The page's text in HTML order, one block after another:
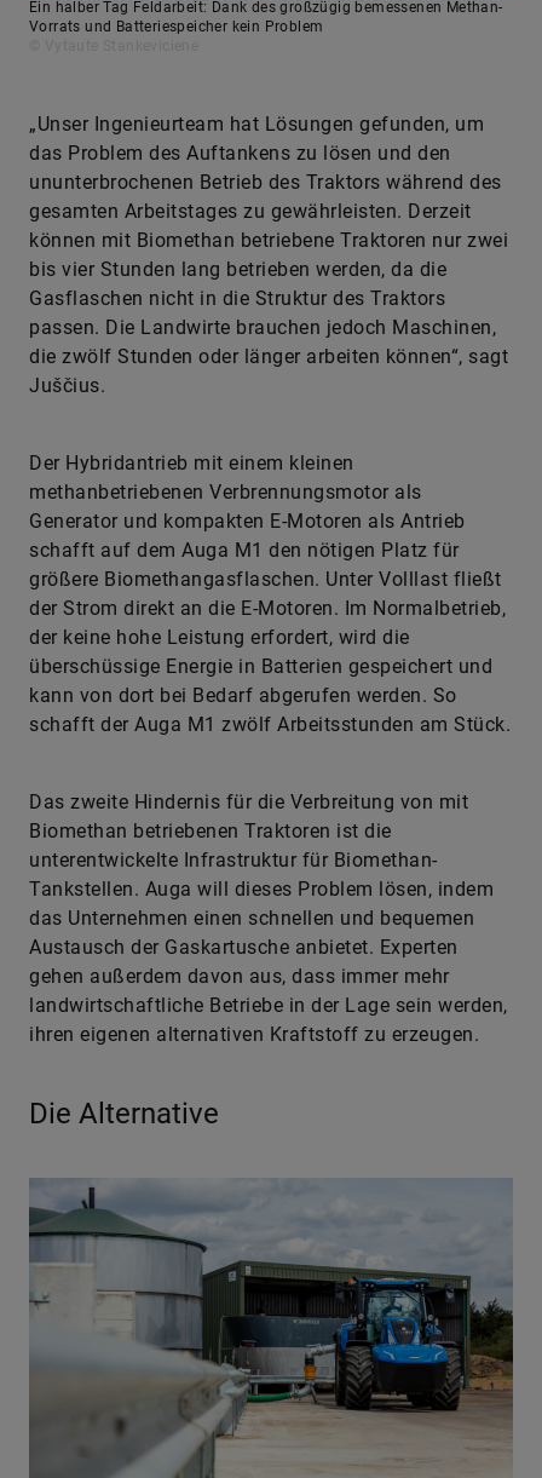
Ein halber Tag Feldarbeit: Dank des großzügig bemessenen Methan-
Vorrats und Batteriespeicher kein Problem
„Unser Ingenieurteam hat Lösungen gefunden, um
das Problem des Auftankens zu lösen und den
ununterbrochenen Betrieb des Traktors während des
gesamten Arbeitstages zu gewährleisten. Derzeit
können mit Biomethan betriebene Traktoren nur zwei
bis vier Stunden lang betrieben werden, da die
Gasflaschen nicht in die Struktur des Traktors
passen. Die Landwirte brauchen jedoch Maschinen,
die zwölf Stunden oder länger arbeiten können“, sagt
Juščius.
Der Hybridantrieb mit einem kleinen
methanbetriebenen Verbrennungsmotor als
Generator und kompakten E-Motoren als Antrieb
schafft auf dem Auga M1 den nötigen Platz für
größere Biomethangasflaschen. Unter Volllast fließt
der Strom direkt an die E-Motoren. Im Normalbetrieb,
der keine hohe Leistung erfordert, wird die
überschüssige Energie in Batterien gespeichert und
kann von dort bei Bedarf abgerufen werden. So
schafft der Auga M1 zwölf Arbeitsstunden am Stück.
Das zweite Hindernis für die Verbreitung von mit
Biomethan betriebenen Traktoren ist die
unterentwickelte Infrastruktur für Biomethan-
Tankstellen. Auga will dieses Problem lösen, indem
das Unternehmen einen schnellen und bequemen
Austausch der Gaskartusche anbietet. Experten
gehen außerdem davon aus, dass immer mehr
landwirtschaftliche Betriebe in der Lage sein werden,
ihren eigenen alternativen Kraftstoff zu erzeugen.
Die Alternative